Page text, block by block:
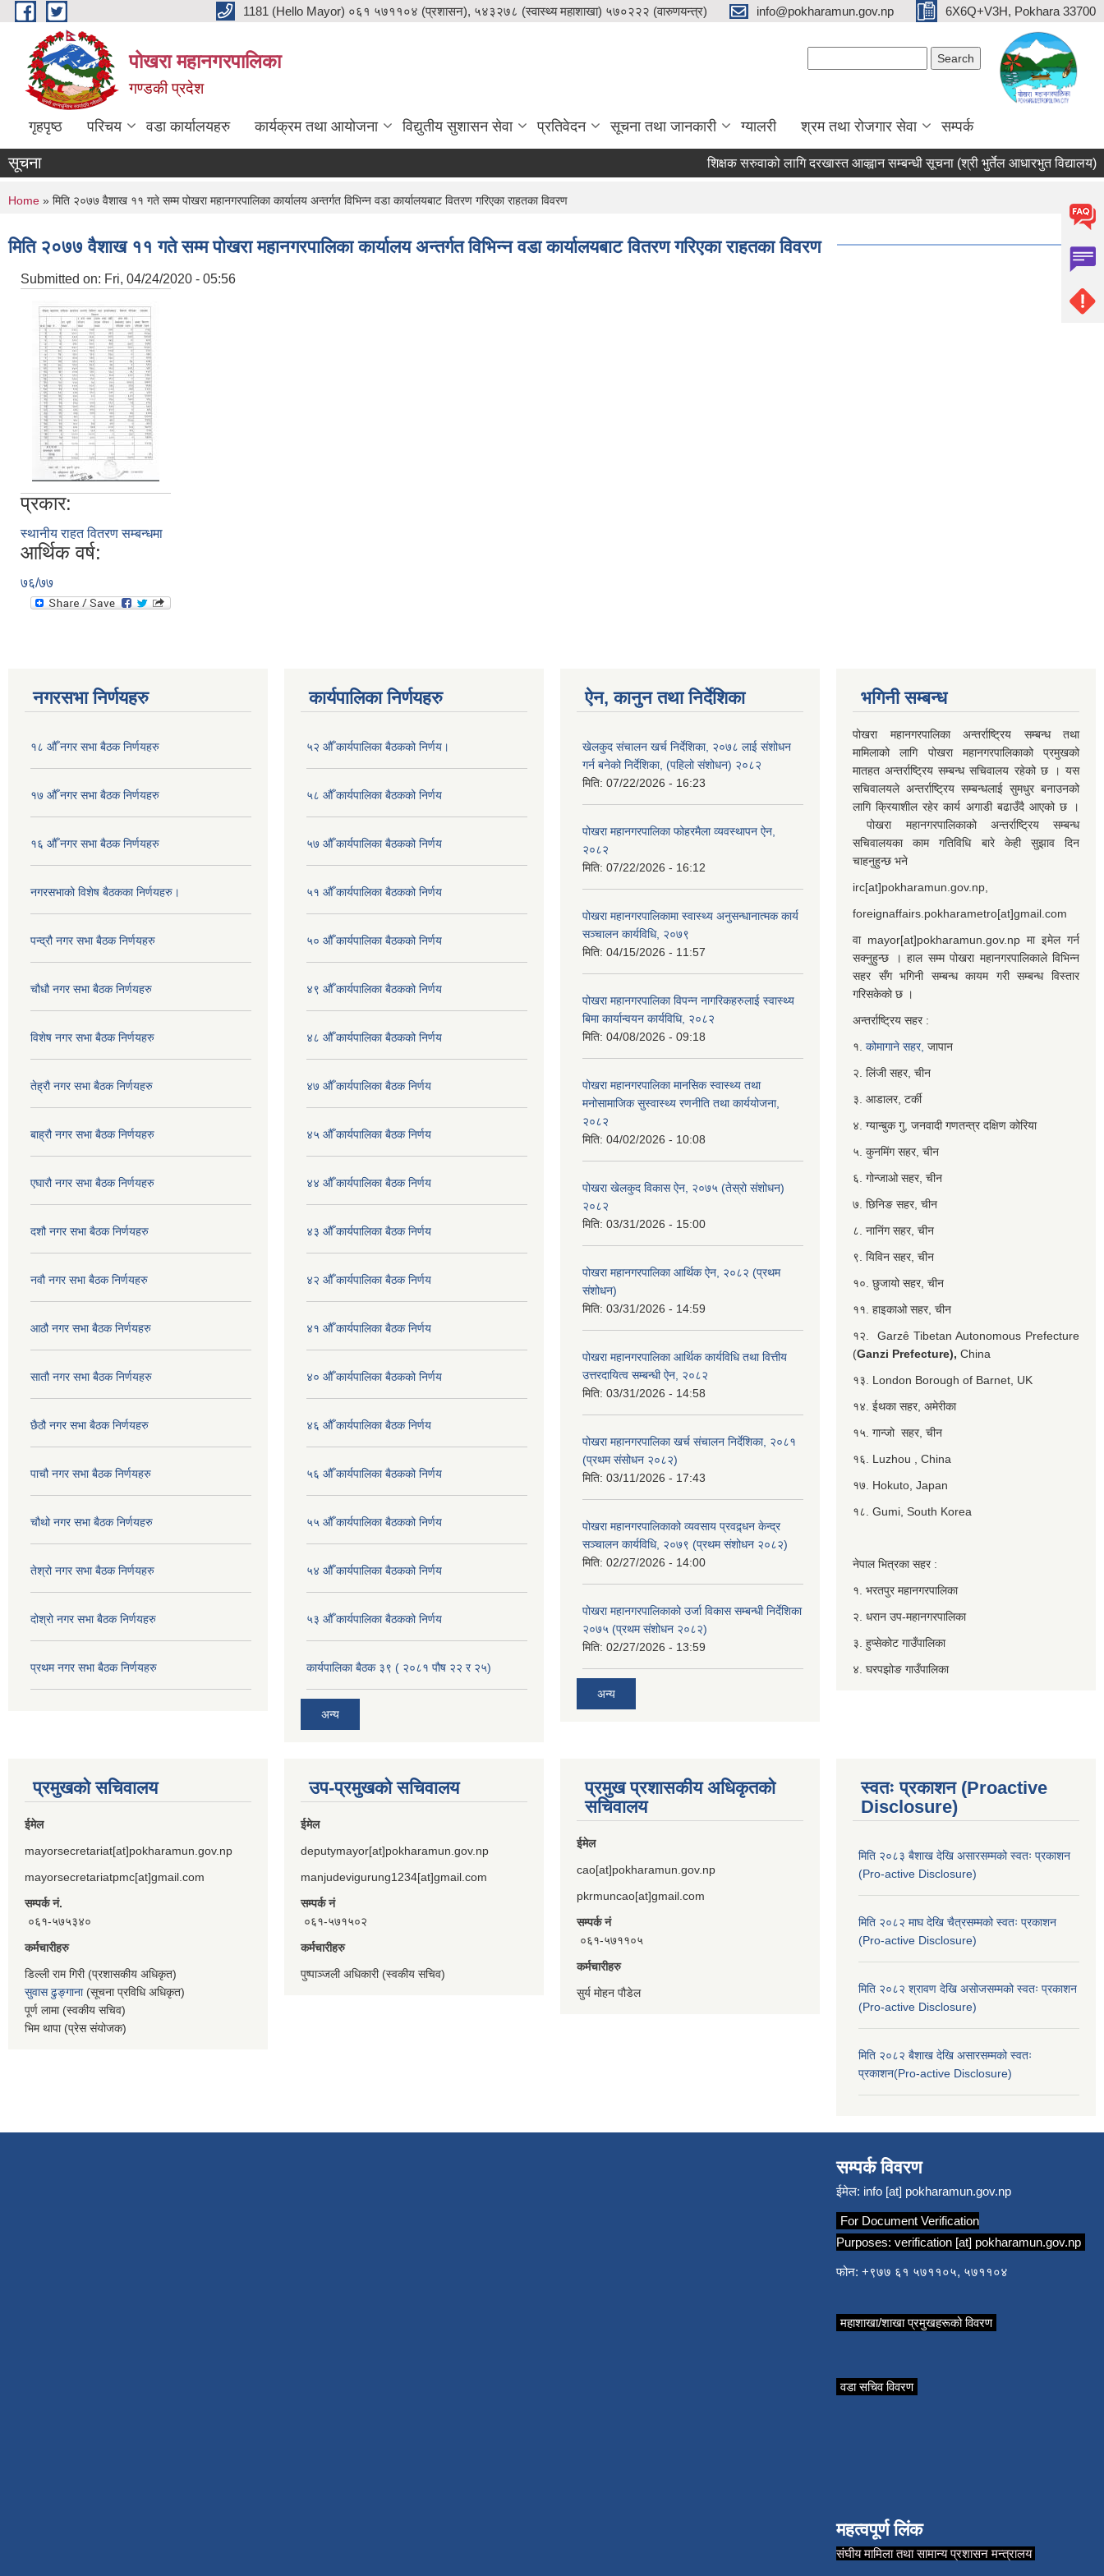
Skip to main content 1181 (Hello Mayor) ०६१ ५७११०४ (प्रशासन), ५४३२७८ (स्वास्थ्य महाशाखा) ५७०२२२ (वारुणयन्त्र) info@pokharamun.gov.np 6X6Q+V3H, Pokhara 33700
पोखरा महानगरपालिका
गण्डकी प्रदेश
गृहपृष्ठ परिचय वडा कार्यालयहरु कार्यक्रम तथा आयोजना विद्युतीय सुशासन सेवा प्रतिवेदन सूचना तथा जानकारी ग्यालरी श्रम तथा रोजगार सेवा सम्पर्क
सूचना शिक्षक सरुवाको लागि दरखास्त आव्ह्वान सम्बन्धी सूचना (श्री भुर्तेल आधारभुत विद्यालय)
You are here
Home » मिति २०७७ वैशाख ११ गते सम्म पोखरा महानगरपालिका कार्यालय अन्तर्गत विभिन्न वडा कार्यालयबाट वितरण गरिएका राहतका विवरण
मिति २०७७ वैशाख ११ गते सम्म पोखरा महानगरपालिका कार्यालय अन्तर्गत विभिन्न वडा कार्यालयबाट वितरण गरिएका राहतका विवरण
Submitted on: Fri, 04/24/2020 - 05:56
प्रकार:
स्थानीय राहत वितरण सम्बन्धमा
आर्थिक वर्ष:
७६/७७
नगरसभा निर्णयहरु
१८ औँ नगर सभा बैठक निर्णयहरु
१७ औँ नगर सभा बैठक निर्णयहरु
१६ औँ नगर सभा बैठक निर्णयहरु
नगरसभाको विशेष बैठकका निर्णयहरु।
पन्द्रौ नगर सभा बैठक निर्णयहरु
चौधौ नगर सभा बैठक निर्णयहरु
विशेष नगर सभा बैठक निर्णयहरु
तेह्रौ नगर सभा बैठक निर्णयहरु
बाह्रौ नगर सभा बैठक निर्णयहरु
एघारौ नगर सभा बैठक निर्णयहरु
दशौ नगर सभा बैठक निर्णयहरु
नवौ नगर सभा बैठक निर्णयहरु
आठौ नगर सभा बैठक निर्णयहरु
सातौ नगर सभा बैठक निर्णयहरु
छैठौ नगर सभा बैठक निर्णयहरु
पाचौ नगर सभा बैठक निर्णयहरु
चौथो नगर सभा बैठक निर्णयहरु
तेश्रो नगर सभा बैठक निर्णयहरु
दोश्रो नगर सभा बैठक निर्णयहरु
प्रथम नगर सभा बैठक निर्णयहरु
कार्यपालिका निर्णयहरु
५२ औँ कार्यपालिका बैठकको निर्णय।
५८ औँ कार्यपालिका बैठकको निर्णय
५७ औँ कार्यपालिका बैठकको निर्णय
५१ औँ कार्यपालिका बैठकको निर्णय
५० औँ कार्यपालिका बैठकको निर्णय
४९ औँ कार्यपालिका बैठकको निर्णय
४८ औँ कार्यपालिका बैठकको निर्णय
४७ औँ कार्यपालिका बैठक निर्णय
४५ औँ कार्यपालिका बैठक निर्णय
४४ औँ कार्यपालिका बैठक निर्णय
४३ औँ कार्यपालिका बैठक निर्णय
४२ औँ कार्यपालिका बैठक निर्णय
४१ औँ कार्यपालिका बैठक निर्णय
४० औँ कार्यपालिका बैठकको निर्णय
४६ औँ कार्यपालिका बैठक निर्णय
५६ औँ कार्यपालिका बैठकको निर्णय
५५ औँ कार्यपालिका बैठकको निर्णय
५४ औँ कार्यपालिका बैठकको निर्णय
५३ औँ कार्यपालिका बैठकको निर्णय
कार्यपालिका बैठक ३९ ( २०८१ पौष २२ र २५)
अन्य
ऐन, कानुन तथा निर्देशिका
खेलकुद संचालन खर्च निर्देशिका, २०७८ लाई संशोधन
गर्न बनेको निर्देशिका, (पहिलो संशोधन) २०८२
मिति: 07/22/2026 - 16:23
पोखरा महानगरपालिका फोहरमैला व्यवस्थापन ऐन,
२०८२
मिति: 07/22/2026 - 16:12
पोखरा महानगरपालिकामा स्वास्थ्य अनुसन्धानात्मक कार्य
सञ्चालन कार्यविधि, २०७९
मिति: 04/15/2026 - 11:57
पोखरा महानगरपालिका विपन्न नागरिकहरुलाई स्वास्थ्य
बिमा कार्यान्वयन कार्यविधि, २०८२
मिति: 04/08/2026 - 09:18
पोखरा महानगरपालिका मानसिक स्वास्थ्य तथा
मनोसामाजिक सुस्वास्थ्य रणनीति तथा कार्ययोजना,
२०८२
मिति: 04/02/2026 - 10:08
पोखरा खेलकुद विकास ऐन, २०७५ (तेस्रो संशोधन)
२०८२
मिति: 03/31/2026 - 15:00
पोखरा महानगरपालिका आर्थिक ऐन, २०८२ (प्रथम
संशोधन)
मिति: 03/31/2026 - 14:59
पोखरा महानगरपालिका आर्थिक कार्यविधि तथा वित्तीय
उत्तरदायित्व सम्बन्धी ऐन, २०८२
मिति: 03/31/2026 - 14:58
पोखरा महानगरपालिका खर्च संचालन निर्देशिका, २०८१
(प्रथम संसोधन २०८२)
मिति: 03/11/2026 - 17:43
पोखरा महानगरपालिकाको व्यवसाय प्रवद्र्धन केन्द्र
सञ्चालन कार्यविधि, २०७९ (प्रथम संशोधन २०८२)
मिति: 02/27/2026 - 14:00
पोखरा महानगरपालिकाको उर्जा विकास सम्बन्धी निर्देशिका
२०७५ (प्रथम संशोधन २०८२)
मिति: 02/27/2026 - 13:59
अन्य
भगिनी सम्बन्ध
पोखरा महानगरपालिका अन्तर्राष्ट्रिय सम्बन्ध तथा
मामिलाको लागि पोखरा महानगरपालिकाको प्रमुखको
मातहत अन्तर्राष्ट्रिय सम्बन्ध सचिवालय रहेको छ । यस
सचिवालयले अन्तर्राष्ट्रिय सम्बन्धलाई सुमधुर बनाउनको
लागि क्रियाशील रहेर कार्य अगाडी बढाउँदै आएको छ ।
पोखरा महानगरपालिकाको अन्तर्राष्ट्रिय सम्बन्ध
सचिवालयका काम गतिविधि बारे केही सुझाव दिन
चाहनुहुन्छ भने
irc[at]pokharamun.gov.np,
foreignaffairs.pokharametro[at]gmail.com
वा mayor[at]pokharamun.gov.np मा इमेल गर्न
सक्नुहुन्छ । हाल सम्म पोखरा महानगरपालिकाले विभिन्न
सहर सँग भगिनी सम्बन्ध कायम गरी सम्बन्ध विस्तार
गरिसकेको छ ।
अन्तर्राष्ट्रिय सहर :
१. कोमागाने सहर, जापान
२. लिंजी सहर, चीन
३. आडालर, टर्की
४. ग्यान्बुक गु, जनवादी गणतन्त्र दक्षिण कोरिया
५. कुनमिंग सहर, चीन
६. गोन्जाओ सहर, चीन
७. छिनिङ सहर, चीन
८. नानिंग सहर, चीन
९. यिविन सहर, चीन
१०. छुजायो सहर, चीन
११. हाइकाओ सहर, चीन
१२. Garzê Tibetan Autonomous Prefecture
(Ganzi Prefecture), China
१३. London Borough of Barnet, UK
१४. ईथका सहर, अमेरीका
१५. गान्जो सहर, चीन
१६. Luzhou , China
१७. Hokuto, Japan
१८. Gumi, South Korea
नेपाल भित्रका सहर :
१. भरतपुर महानगरपालिका
२. धरान उप-महानगरपालिका
३. हुप्सेकोट गाउँपालिका
४. घरपझोङ गाउँपालिका
प्रमुखको सचिवालय
ईमेल
mayorsecretariat[at]pokharamun.gov.np
mayorsecretariatpmc[at]gmail.com
सम्पर्क नं.
०६१-५७५३४०
कर्मचारीहरु
डिल्ली राम गिरी (प्रशासकीय अधिकृत)
सुवास ढुङ्गाना(सूचना प्रविधि अधिकृत)
पूर्ण लामा (स्वकीय सचिव)
भिम थापा (प्रेस संयोजक)
उप-प्रमुखको सचिवालय
ईमेल
deputymayor[at]pokharamun.gov.np
manjudevigurung1234[at]gmail.com
सम्पर्क नं
०६१-५७१५०२
कर्मचारीहरु
पुष्पाञ्जली अधिकारी (स्वकीय सचिव)
प्रमुख प्रशासकीय अधिकृतको
सचिवालय
ईमेल
cao[at]pokharamun.gov.np
pkrmuncao[at]gmail.com
सम्पर्क नं
०६१-५७११०५
कर्मचारीहरु
सुर्य मोहन पौडेल
स्वतः प्रकाशन (Proactive
Disclosure)
मिति २०८३ बैशाख देखि असारसम्मको स्वतः प्रकाशन
(Pro-active Disclosure)
मिति २०८२ माघ देखि चैत्रसम्मको स्वतः प्रकाशन
(Pro-active Disclosure)
मिति २०८२ श्रावण देखि असोजसम्मको स्वतः प्रकाशन
(Pro-active Disclosure)
मिति २०८२ बैशाख देखि असारसम्मको स्वतः
प्रकाशन(Pro-active Disclosure)
सम्पर्क विवरण
ईमेल: info [at] pokharamun.gov.np
For Document Verification
Purposes: verification [at] pokharamun.gov.np
फोन: +९७७ ६१ ५७११०५, ५७११०४
महाशाखा/शाखा प्रमुखहरूको विवरण
वडा सचिव विवरण
महत्वपूर्ण लिंक
संघीय मामिला तथा सामान्य प्रशासन मन्त्रालय